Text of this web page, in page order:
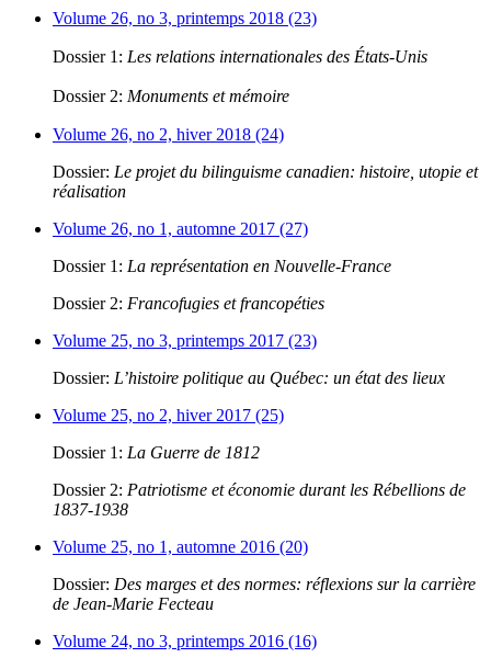
Volume 26, no 3, printemps 2018 (23)
Dossier 1: Les relations internationales des États-Unis
Dossier 2: Monuments et mémoire
Volume 26, no 2, hiver 2018 (24)
Dossier: Le projet du bilinguisme canadien: histoire, utopie et
réalisation
Volume 26, no 1, automne 2017 (27)
Dossier 1: La représentation en Nouvelle-France
Dossier 2: Francofugies et francopéties
Volume 25, no 3, printemps 2017 (23)
Dossier: L’histoire politique au Québec: un état des lieux
Volume 25, no 2, hiver 2017 (25)
Dossier 1: La Guerre de 1812
Dossier 2: Patriotisme et économie durant les Rébellions de
1837-1938
Volume 25, no 1, automne 2016 (20)
Dossier: Des marges et des normes: réflexions sur la carrière
de Jean-Marie Fecteau
Volume 24, no 3, printemps 2016 (16)